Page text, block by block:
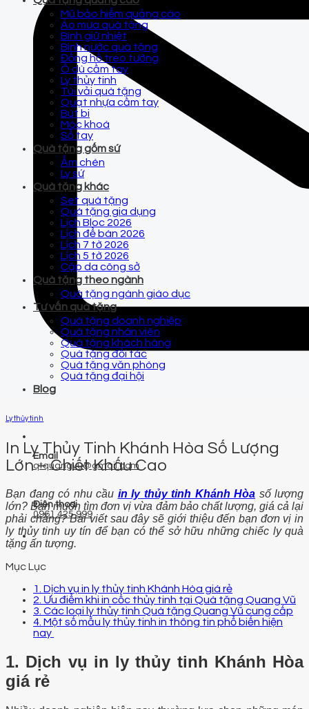
Email
qtquangvu@gmail.com
Điện thoại
0961 425 999
Mũ bảo hiểm quảng cáo
Áo mưa quà tặng
Bình giữ nhiệt
Bình nước quà tặng
Đồng hồ treo tường
Ô dù cầm tay
Ly thủy tinh
Túi vải quà tặng
Quạt nhựa cầm tay
Bút bi
Móc khoá
Sổ tay
Quà tặng gốm sứ
Ấm chén
Ly sứ
Quà tặng khác
Set quà tặng
Quà tặng gia dụng
Lịch Bloc 2026
Lịch để bàn 2026
Lịch 7 tờ 2026
Lịch 5 tờ 2026
Cặp da công sở
Quà tặng theo ngành
Quà tặng ngành giáo dục
Tư vấn quà tặng
Quà tặng doanh nghiệp
Quà tặng nhân viên
Quà tặng khách hàng
Quà tặng đối tác
Quà tặng văn phòng
Quà tặng đại hội
Blog
Ly thủy tinh
In Ly Thủy Tinh Khánh Hòa Số Lượng
Lớn – Chiết Khấu Cao
Bạn đang có nhu cầu in ly thủy tinh Khánh Hòa số lượng
lớn? Bạn muốn tìm đơn vị vừa đảm bảo chất lượng, giá cả lại
phải chăng? Bài viết sau đây sẽ giới thiệu đến bạn đơn vị in
ly thủy tinh uy tín để bạn có thể sở hữu những chiếc ly quà
tặng ấn tượng.
Mục Lục
1. Dịch vụ in ly thủy tinh Khánh Hòa giá rẻ
2. Ưu điểm khi in cốc thủy tinh tại Quà tặng Quang Vũ
3. Các loại ly thủy tinh Quà tặng Quang Vũ cung cấp
4. Một số mẫu ly thủy tinh in thông tin phổ biến hiện
nay
1. Dịch vụ in ly thủy tinh Khánh Hòa
giá rẻ